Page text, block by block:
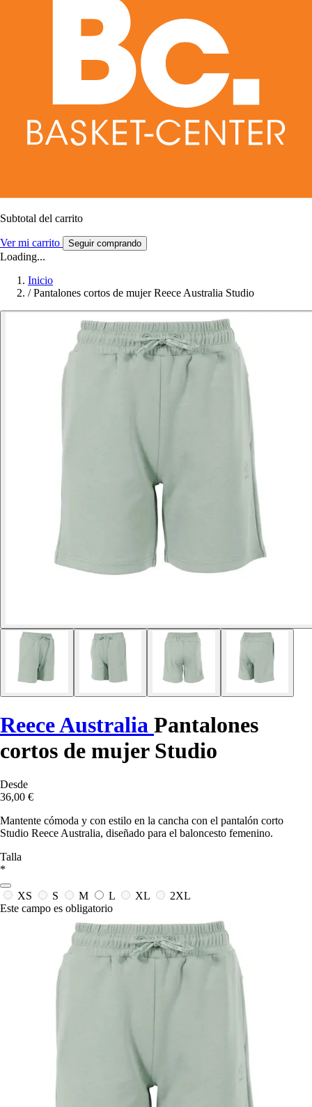
Subtotal del carrito
Ver mi carrito Seguir comprando
Loading...
Inicio
/ Pantalones cortos de mujer Reece Australia Studio
Reece Australia Pantalones
cortos de mujer Studio
Desde
36,00 €
Mantente cómoda y con estilo en la cancha con el pantalón corto
Studio Reece Australia, diseñado para el baloncesto femenino.
Talla
*
XS S M L XL
2XL
Este campo es obligatorio